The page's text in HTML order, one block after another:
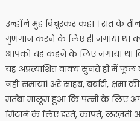
उन्होंने मुंह बिचूरकर कहा । रात के
गुणगान करने के लिए ही जगाया था
आपको यह कहने के लिए जगाया था
यह अप्रत्याशित वाक्य सुनते ही मैं
नहीं समाया। अरे साहब, बर्बादी,
मर्तबा मालूम हुआ कि पत्नी के लिए
मिटाने के लिए डरते, कांपते,